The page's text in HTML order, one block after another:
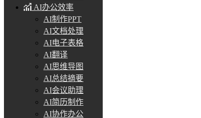
AI办公效率
AI制作PPT
AI文档处理
AI电子表格
AI翻译
AI思维导图
AI总结摘要
AI会议助理
AI简历制作
AI协作办公